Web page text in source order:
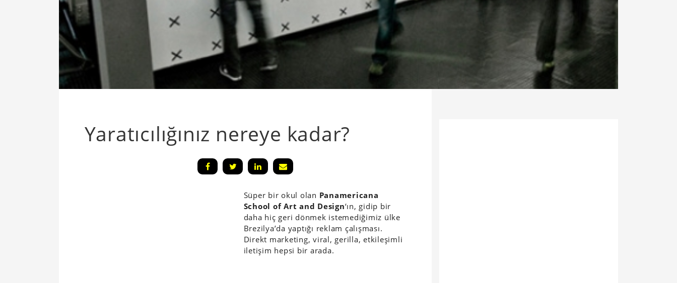
Yaratıcılığınız nereye kadar?
Süper bir okul olan Panamericana
School of Art and Design‘ın, gidip bir
daha hiç geri dönmek istemediğimiz ülke
Brezilya’da yaptığı reklam çalışması.
Direkt marketing, viral, gerilla, etkileşimli
iletişim hepsi bir arada.